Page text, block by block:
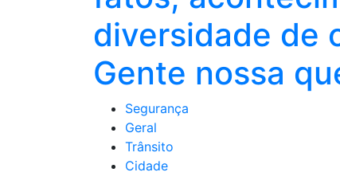
diversidade de
Gente nossa
Segurança
Geral
Trânsito
Cidade